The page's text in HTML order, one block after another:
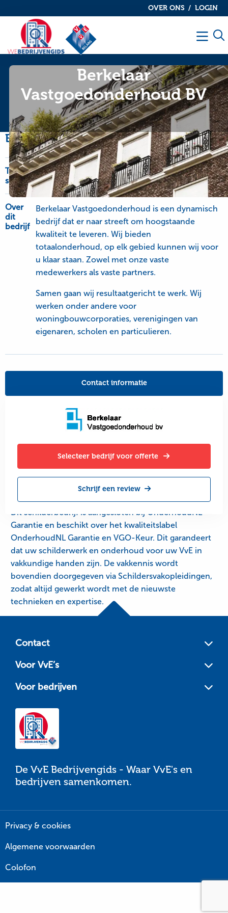
OVER ONS LOGIN
VvE
bedrijvengidsbedrijvengids
Berkelaar
Vastgoedonderhoud BV
Bedrijfsinformatie
Type
service
OnderhoudNL Garantie, schilderwerk-glaswerk
en onderhoudswerk
Over
dit
bedrijf
Berkelaar Vastgoedonderhoud is een dynamisch
bedrijf dat er naar streeft om hoogstaande
kwaliteit te leveren. Wij bieden
totaalonderhoud, op elk gebied kunnen wij voor
u klaar staan. Zowel met onze vaste
medewerkers als vaste partners.
Samen gaan wij resultaatgericht te werk. Wij
werken onder andere voor
woningbouwcorporaties, verenigingen van
eigenaren, scholen en particulieren.
Contact informatie
Selecteer bedrijf voor offerte
Schrijf een review
Dit schilderbedrijf is aangesloten bij OnderhoudNL
Garantie en beschikt over het kwaliteitslabel
OnderhoudNL Garantie en VGO-Keur. Dit garandeert
dat uw schilderwerk en onderhoud voor uw VvE in
vakkundige handen zijn. De vakkennis wordt
bovendien doorgegeven via Schildersvakopleidingen,
zodat altijd gewerkt wordt met de nieuwste
technieken en expertise.
De VvE Bedrijvengids - Waar VvE's en
bedrijven samenkomen.
Voor bedrijven
Voor VvE’s
Contact
Privacy & cookies
Algemene voorwaarden
Colofon